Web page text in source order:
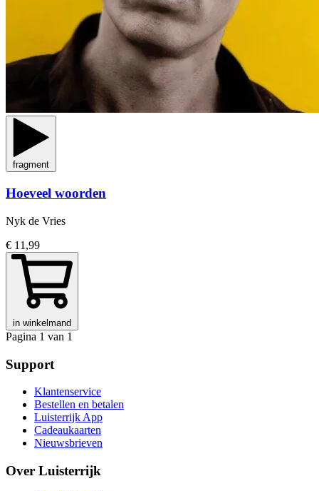
fragment
Hoeveel woorden
Nyk de Vries
€ 11,99
in winkelmand
Pagina 1 van 1
Support
Klantenservice
Bestellen en betalen
Luisterrijk App
Cadeaukaarten
Nieuwsbrieven
Over Luisterrijk